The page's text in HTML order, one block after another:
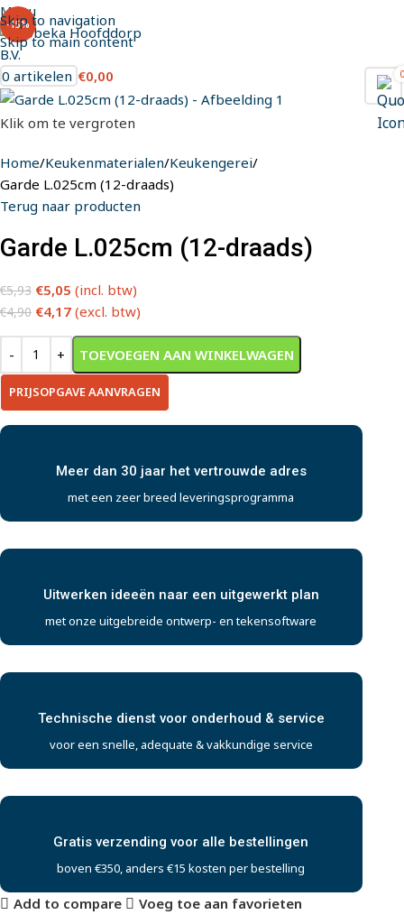
Skip to navigation
Skip to main content
Menu
0
0 artikelen €0,00
-15%
Klik om te vergroten
Home Keukenmaterialen Keukengerei
Garde L.025cm (12-draads)
Terug naar producten
Garde L.025cm (12-draads)
€5,93 €5,05 (incl. btw)
€4,90 €4,17 (excl. btw)
TOEVOEGEN AAN WINKELWAGEN
PRIJSOPGAVE AANVRAGEN
Meer dan 30 jaar het vertrouwde adres
met een zeer breed leveringsprogramma
Uitwerken ideeën naar een uitgewerkt plan
met onze uitgebreide ontwerp- en tekensoftware
Technische dienst voor onderhoud & service
voor een snelle, adequate & vakkundige service
Gratis verzending voor alle bestellingen
boven €350, anders €15 kosten per bestelling
Add to compare
Voeg toe aan favorieten